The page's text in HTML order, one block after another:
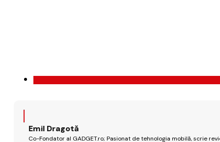
Emil Dragotă
Co-Fondator al GADGET.ro; Pasionat de tehnologia mobilă, scrie